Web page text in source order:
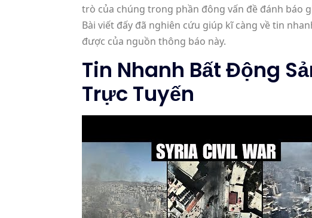
trò của chúng trong phần đông vấn đề đánh báo
Bài viết đấy đã nghiên cứu giúp kĩ càng về tin
được của nguồn thông báo này.
Tin Nhanh Bất Động
Trực Tuyến